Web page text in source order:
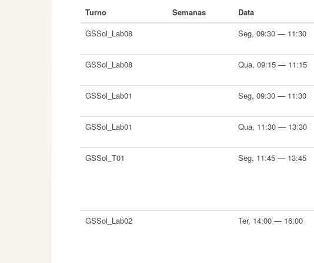
Turno Semanas Data
GSSol_Lab08
Seg, 09:30 — 11:30
GSSol_Lab08
Qua, 09:15 — 11:15
GSSol_Lab01
Seg, 09:30 — 11:30
GSSol_Lab01
Qua, 11:30 — 13:30
GSSol_T01
Seg, 11:45 — 13:45
GSSol_Lab02
Ter, 14:00 — 16:00